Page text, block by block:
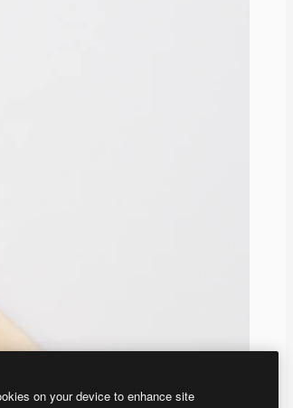
on your device to enhance site